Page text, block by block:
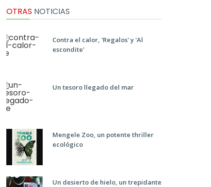
OTRAS NOTICIAS
Contra el calor, 'Regalos' y 'Al
escondite'
Un tesoro llegado del mar
Mengele Zoo, un potente thriller
ecológico
Un desierto de hielo, un trepidante